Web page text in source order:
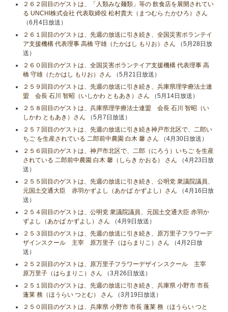
２６２回目のゲストは、「人類みな麺類」等の 飲食店を展開されてい
る UNCHI株式会社 代表取締役 松村貴大（まつむら たかひろ）さん
（6月4日放送）
２６１回目のゲストは、先週の放送に引き続き、全国災害ボランテイ
ア支援機構 代表理事 高橋 守雄（たかはし もりお）さん （5月28日放
送）
２６０回目のゲストは、全国災害ボランテイア支援機構 代表理事 高
橋 守雄（たかはし もりお）さん （5月21日放送）
２５９回目のゲストは、先週の放送に引き続き、兵庫県理学療法士連
盟 会長 石川 智昭（いしかわ ともあき）さん （5月14日放送）
２５８回目のゲストは、兵庫県理学療法士連盟 会長 石川 智昭（い
しかわ ともあき）さん （5月7日放送）
２５７回目のゲストは、先週の放送に引き続き神戸市北区で、二郎い
ちご を生産されている 二郎前中農園 白木 馨 さん （4月30日放送）
２５６回目のゲストは、神戸市北区で、二郎（にろう）いちご を生産
されている 二郎前中農園 白木 馨（しらき かおる） さん （4月23日放
送）
２５５回目のゲストは、先週の放送に引き続き、公明党 衆議院議員、
元国土交通大臣 赤羽かずよし（あかば かずよし）さん （4月16日放
送）
２５４回目のゲストは、公明党 衆議院議員、元国土交通大臣 赤羽か
ずよし（あかば かずよし）さん （4月9日放送）
２５３回目のゲストは、先週の放送に引き続き、原万里子フラワーデ
ザインスクール 主宰 原万里子（はらまりこ）さん （4月2日放
送）
２５２回目のゲストは、原万里子フラワーデザインスクール 主宰
原万里子（はらまりこ）さん （3月26日放送）
２５１回目のゲストは、先週の放送に引き続き、兵庫県 小野市 市長
蓬莱 務（ほうらい つとむ） さん （3月19日放送）
２５０回目のゲストは、兵庫県 小野市 市長 蓬莱 務（ほうらい つと